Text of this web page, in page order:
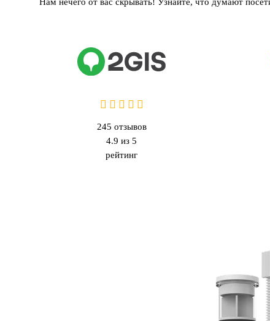
245 отзывов
4.9 из 5
рейтинг